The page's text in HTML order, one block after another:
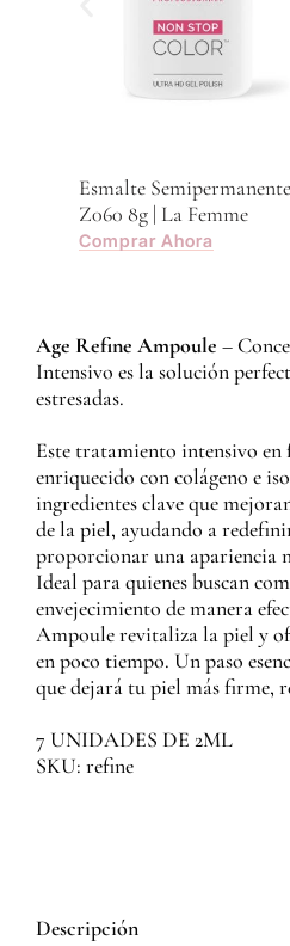
Esmalte
Z060 8g | La Femme
Comprar Ahora
Age Refine Ampoule –
Intensivo es la solución
estresadas.
Este tratamiento intensivo
enriquecido con colágeno e
ingredientes clave que
de la piel, ayudando a
proporcionar una apariencia
Ideal para quienes buscan
envejecimiento de manera
Ampoule revitaliza la piel y
en poco tiempo. Un paso
que dejará tu piel más firme,
7 UNIDADES DE 2ML
SKU: refine
Descripción